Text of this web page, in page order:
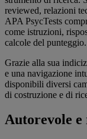
reviewed, relazioni
APA PsycTests
come istruzioni,
calcole del punteggio.
Grazie alla sua
e una navigazione
disponibili diversi
di costruzione e di
Autorevole e